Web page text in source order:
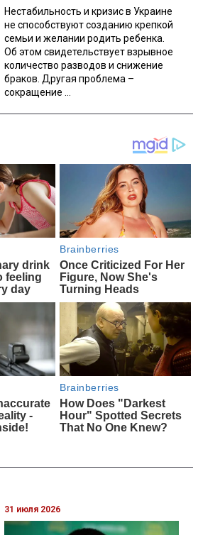
Нестабильность и кризис в Украине
не способствуют созданию крепкой
семьи и желании родить ребенка.
Об этом свидетельствует взрывное
количество разводов и снижение
браков. Другая проблема –
сокращение ...
31 июля 2026